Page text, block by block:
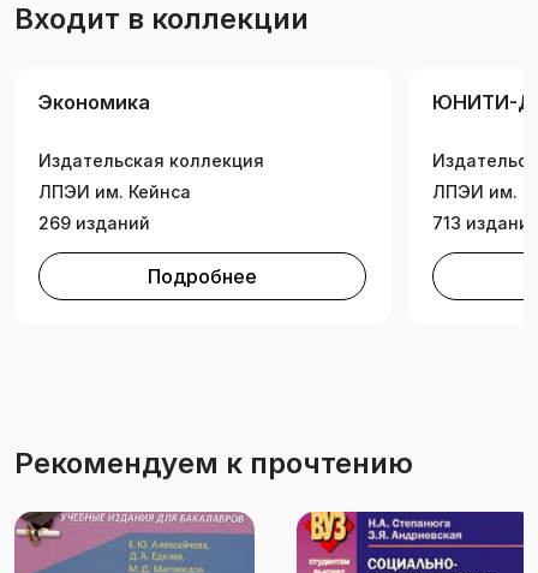
Входит в коллекции
Экономика
Издательская коллекция
ЛПЭИ им. Кейнса
269 изданий
Подробнее
ЮНИТИ-
ЛПЭИ им.
713
Рекомендуем к прочтению